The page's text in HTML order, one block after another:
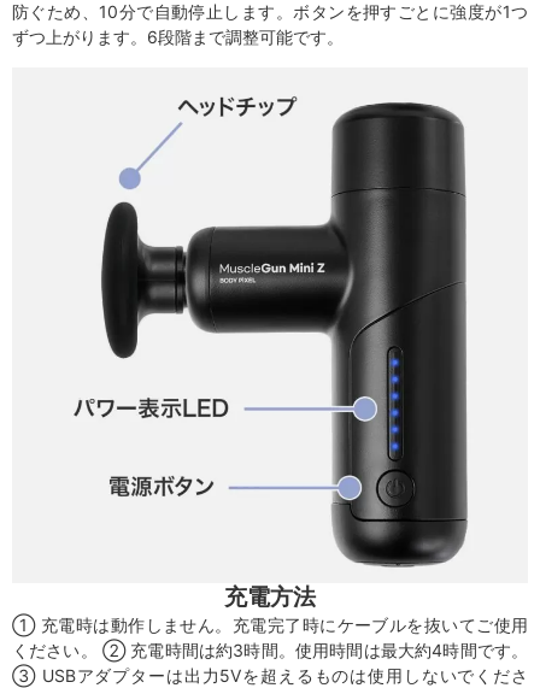
防ぐため、10分で自動停止します。ボタンを押すごとに強度が1つ
ずつ上がります。6段階まで調整可能です。
充電方法
① 充電時は動作しません。充電完了時にケーブルを抜いてご使用
ください。 ② 充電時間は約3時間。使用時間は最大約4時間です。
③ USBアダプターは出力5Vを超えるものは使用しないでくださ